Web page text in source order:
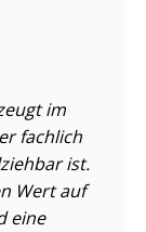
im
fachlich
ist.
Wert auf
eine